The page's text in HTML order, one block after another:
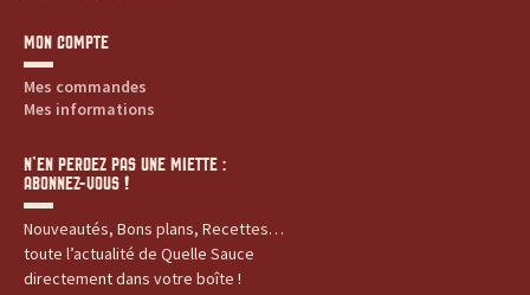
MON COMPTE
Mes commandes
Mes informations
N’EN PERDEZ PAS UNE MIETTE :
ABONNEZ-VOUS !
Nouveautés, Bons plans, Recettes…
toute l’actualité de Quelle Sauce
directement dans votre boîte !